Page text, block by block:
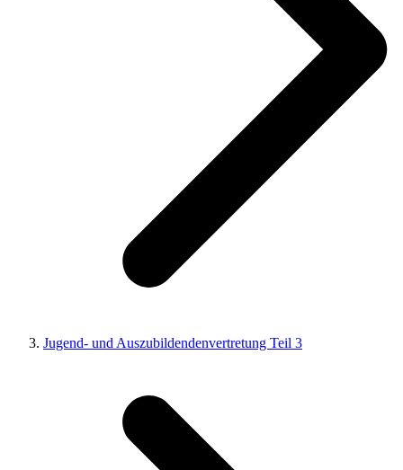
Jugend- und Auszubildendenvertretung Teil 3